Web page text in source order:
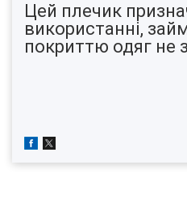
Цей плечик
використанні,
покриттю одяг не